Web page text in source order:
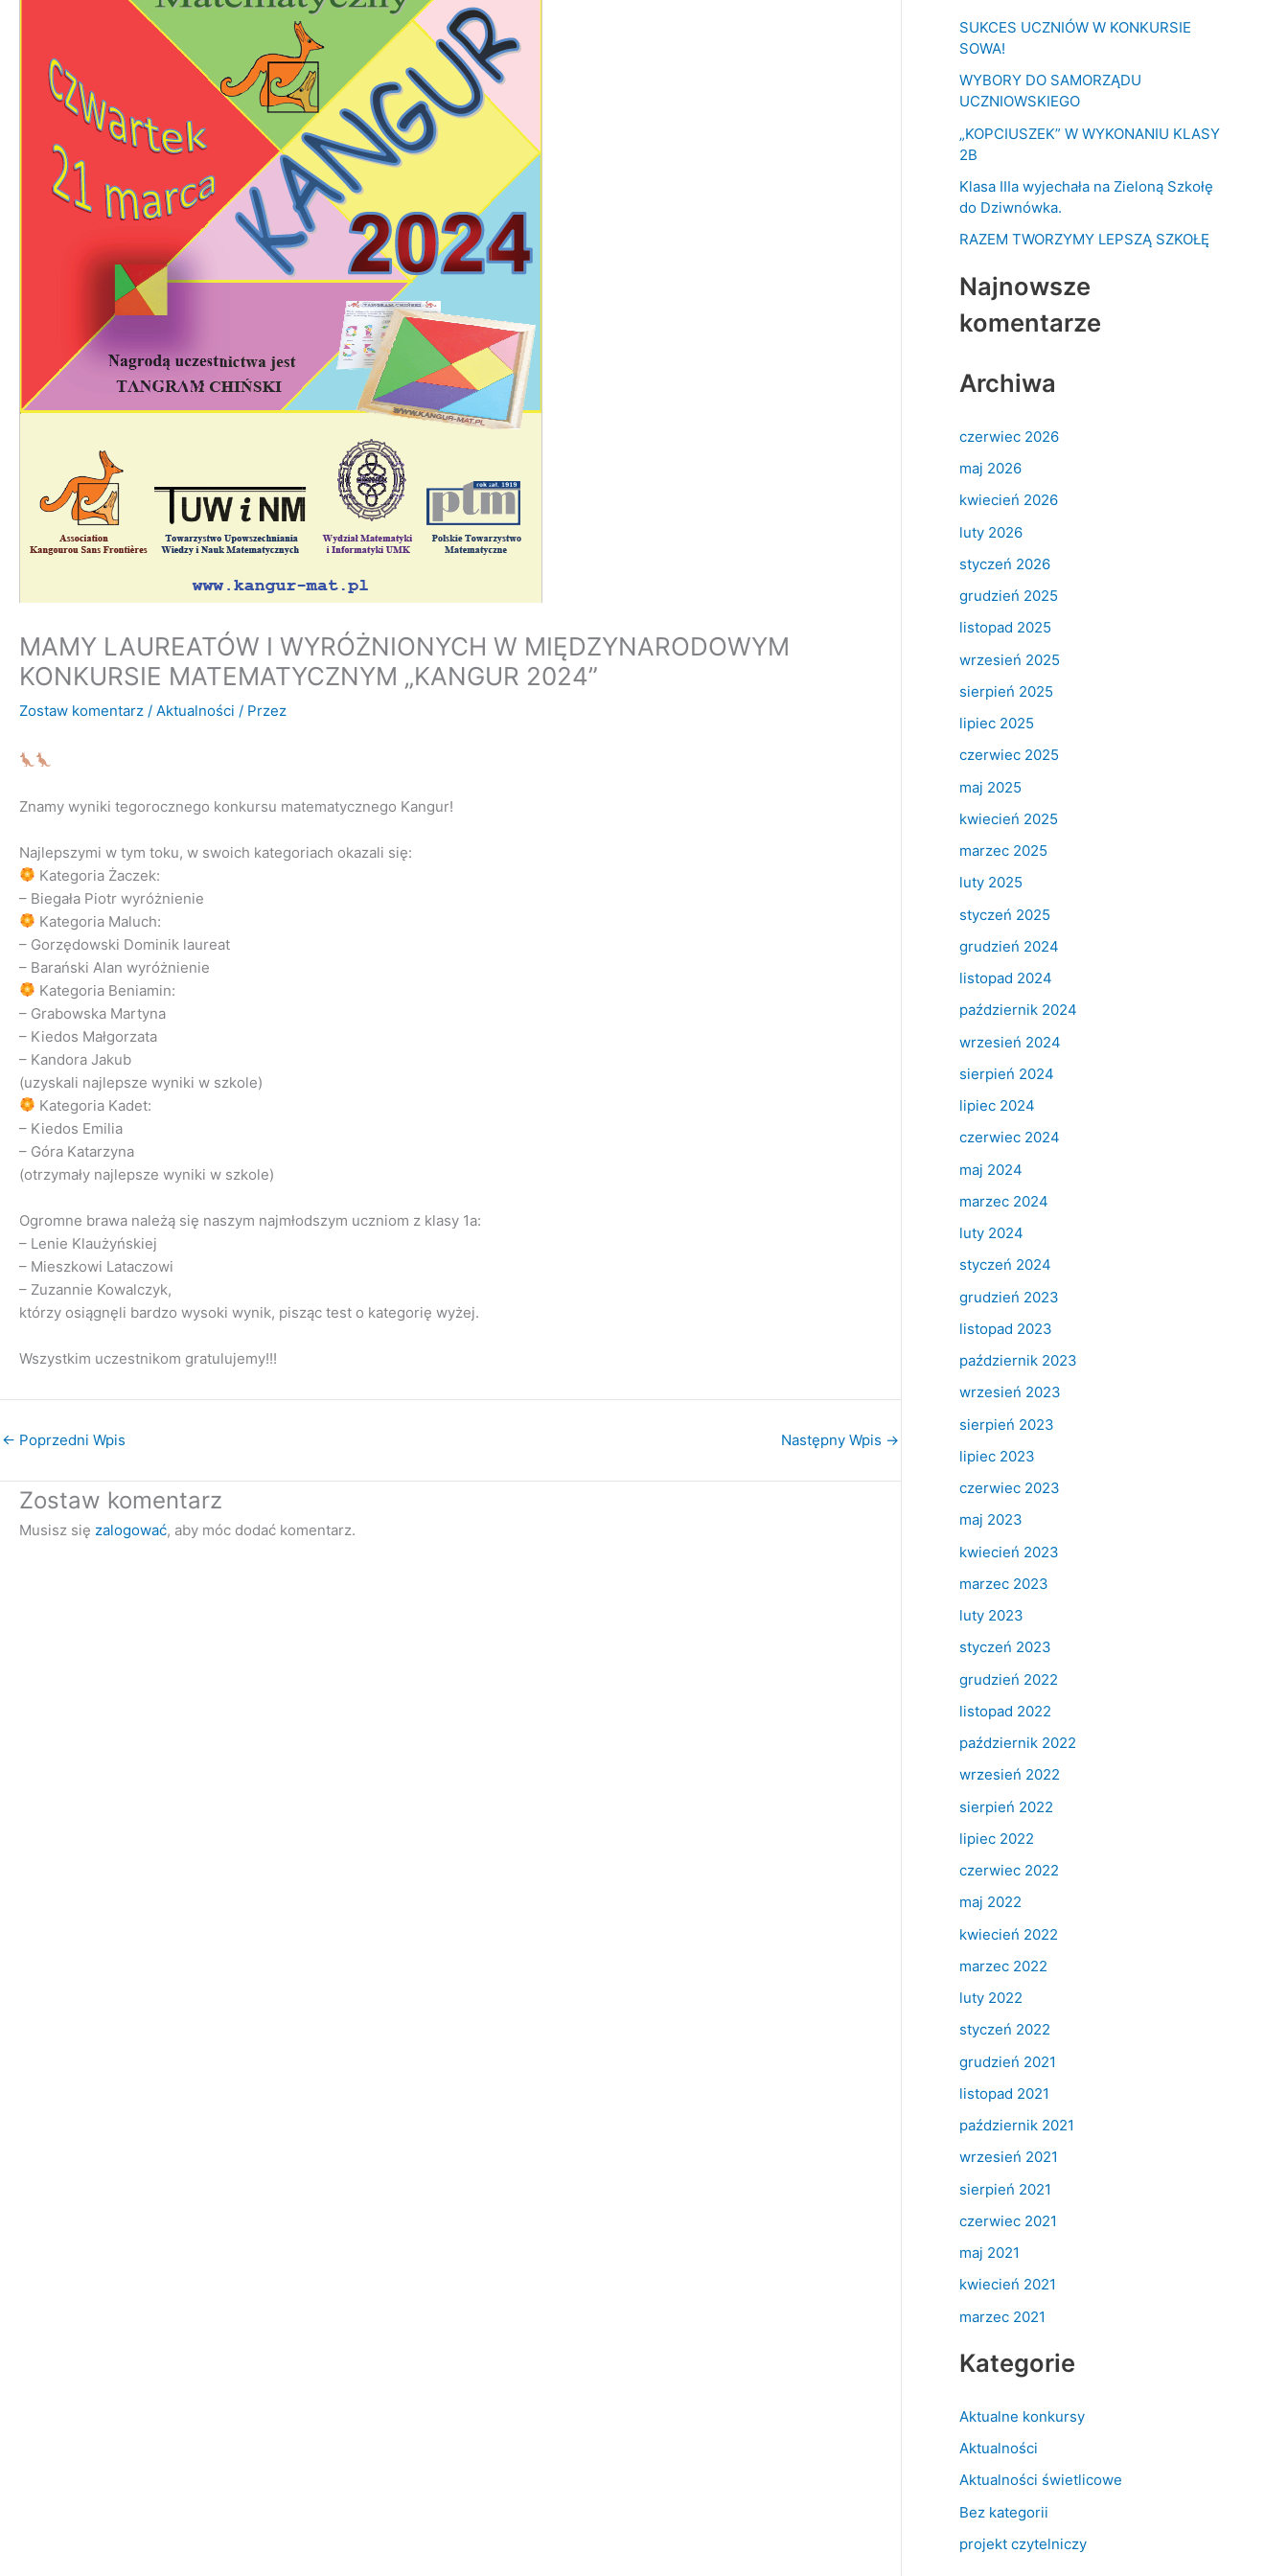
MAMY LAUREATÓW I WYRÓŻNIONYCH W MIĘDZYNARODOWYM
KONKURSIE MATEMATYCZNYM „KANGUR 2024”
Zostaw komentarz / Aktualności / Przez
Znamy wyniki tegorocznego konkursu matematycznego Kangur!
Najlepszymi w tym toku, w swoich kategoriach okazali się:
Kategoria Żaczek:
– Biegała Piotr wyróżnienie
Kategoria Maluch:
– Gorzędowski Dominik laureat
– Barański Alan wyróżnienie
Kategoria Beniamin:
– Grabowska Martyna
– Kiedos Małgorzata
– Kandora Jakub
(uzyskali najlepsze wyniki w szkole)
Kategoria Kadet:
– Kiedos Emilia
– Góra Katarzyna
(otrzymały najlepsze wyniki w szkole)
Ogromne brawa należą się naszym najmłodszym uczniom z klasy 1a:
– Lenie Klaużyńskiej
– Mieszkowi Lataczowi
– Zuzannie Kowalczyk,
którzy osiągnęli bardzo wysoki wynik, pisząc test o kategorię wyżej.
Wszystkim uczestnikom gratulujemy!!!
← Poprzedni Wpis Następny Wpis →
Zostaw komentarz
Musisz się zalogować, aby móc dodać komentarz.
a
d
a
:
SUKCES UCZNIÓW W KONKURSIE
SOWA!
WYBORY DO SAMORZĄDU
UCZNIOWSKIEGO
„KOPCIUSZEK” W WYKONANIU KLASY
2B
Klasa IIIa wyjechała na Zieloną Szkołę
do Dziwnówka.
RAZEM TWORZYMY LEPSZĄ SZKOŁĘ
Najnowsze
komentarze
Archiwa
czerwiec 2026
maj 2026
kwiecień 2026
luty 2026
styczeń 2026
grudzień 2025
listopad 2025
wrzesień 2025
sierpień 2025
lipiec 2025
czerwiec 2025
maj 2025
kwiecień 2025
marzec 2025
luty 2025
styczeń 2025
grudzień 2024
listopad 2024
październik 2024
wrzesień 2024
sierpień 2024
lipiec 2024
czerwiec 2024
maj 2024
marzec 2024
luty 2024
styczeń 2024
grudzień 2023
listopad 2023
październik 2023
wrzesień 2023
sierpień 2023
lipiec 2023
czerwiec 2023
maj 2023
kwiecień 2023
marzec 2023
luty 2023
styczeń 2023
grudzień 2022
listopad 2022
październik 2022
wrzesień 2022
sierpień 2022
lipiec 2022
czerwiec 2022
maj 2022
kwiecień 2022
marzec 2022
luty 2022
styczeń 2022
grudzień 2021
listopad 2021
październik 2021
wrzesień 2021
sierpień 2021
czerwiec 2021
maj 2021
kwiecień 2021
marzec 2021
Kategorie
Aktualne konkursy
Aktualności
Aktualności świetlicowe
Bez kategorii
projekt czytelniczy